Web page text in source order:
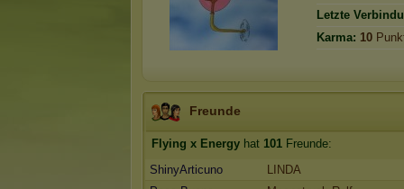
Letzte
Karma: 10
Freunde
Flying x Energy hat 101 Freunde:
ShinyArticuno
LINDA